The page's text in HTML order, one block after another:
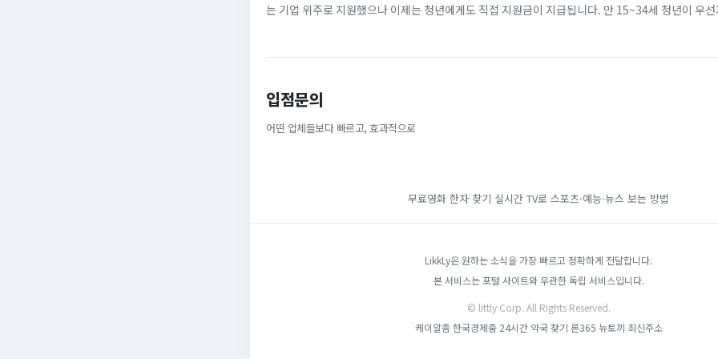
는 기업 위주로 지원했으나 이제는 청년에게도 직접 지원금이 지급됩니다. 만 15~34세 청년이 우
입점문의
어떤 업체들보다 빠르고, 효과적으로
무료영화 한자 찾기 실시간 TV로 스포츠·예능·뉴스 보는 방법
LikkLy은 원하는 소식을 가장 빠르고 정확하게 전달합니다.
본 서비스는 포털 사이트와 무관한 독립 서비스입니다.
© littly Corp. All Rights Reserved.
케이알좀 한국경제줌 24시간 약국 찾기 론365 뉴토끼 최신주소